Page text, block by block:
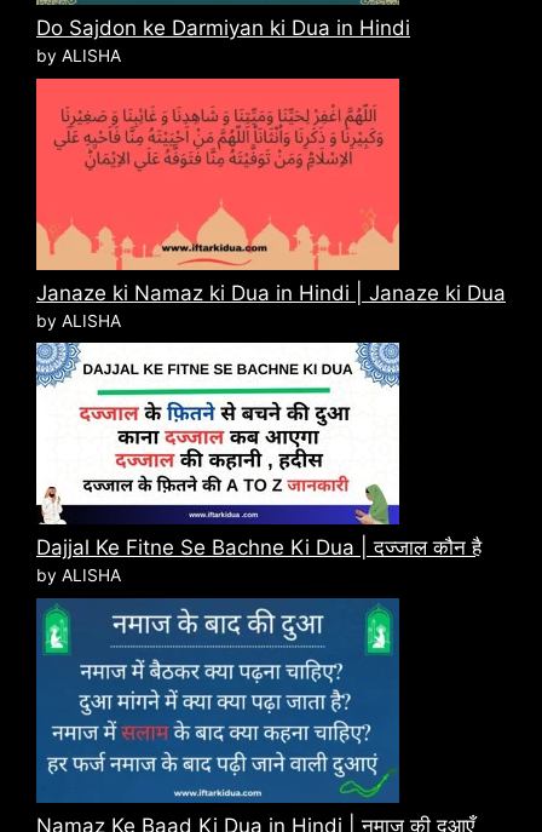
Do Sajdon ke Darmiyan ki Dua in Hindi
by ALISHA
Janaze ki Namaz ki Dua in Hindi | Janaze ki Dua
by ALISHA
Dajjal Ke Fitne Se Bachne Ki Dua | दज्जाल कौन है
by ALISHA
Namaz Ke Baad Ki Dua in Hindi | नमाज़ की दुआएँ